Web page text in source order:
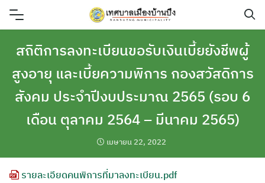
Skip
สถิติการลงทะเบียนขอรับเงินเบี้ยยังชีพผู้
สูงอายุ และเบี้ยความพิการ กองสวัสดิการ
สังคม ประจำปีงบประมาณ 2565 (รอบ 6
เดือน ตุลาคม 2564 – มีนาคม 2565)
เมษายน 22, 2022
รายละเอียดคนพิการที่มาลงทะเบียน.pdf